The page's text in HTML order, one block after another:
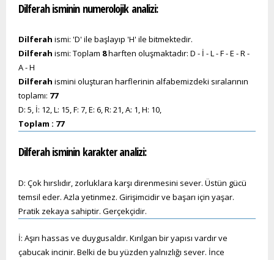
Dilferah isminin numerolojik analizi:
Dilferah ismi: 'D' ile başlayıp 'H' ile bitmektedir.
Dilferah ismi: Toplam 8harften oluşmaktadır: D - İ - L - F - E - R -
A - H
Dilferah ismini oluşturan harflerinin alfabemizdeki sıralarının
toplamı: 77
D: 5, İ: 12, L: 15, F: 7, E: 6, R: 21, A: 1, H: 10,
Toplam : 77
Dilferahisminin karakter analizi:
D: Çok hırslıdır, zorluklara karşı direnmesini sever. Üstün gücü
temsil eder. Azla yetinmez. Girişimcidir ve başarı için yaşar.
Pratik zekaya sahiptir. Gerçekçidir.
İ: Aşırı hassas ve duygusaldır. Kırılgan bir yapısı vardır ve
çabucak incinir. Belki de bu yüzden yalnızlığı sever. İnce